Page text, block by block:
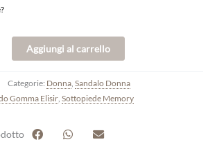
Aggiungi al carrello
Categorie: Donna Sandalo Donna
Gomma Elisir Sottopiede Memory